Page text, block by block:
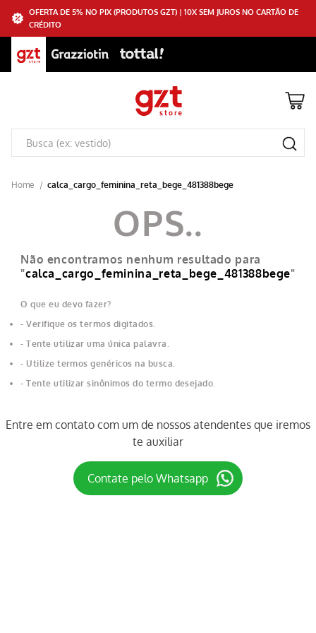
OFERTA DE 5% NO PIX (PRODUTOS GZT) | 10X SEM JUROS NO CARTÃO DE
CRÉDITO
calca_cargo_feminina_reta_bege_481388bege
Não encontramos nenhum resultado para
"calca_cargo_feminina_reta_bege_481388bege"
O que eu devo fazer?
Verifique os termos digitados.
Tente utilizar uma única palavra.
Utilize termos genéricos na busca.
Tente utilizar sinônimos do termo desejado.
Entre em contato com um de nossos atendentes que iremos
te auxiliar
Contate pelo Whatsapp